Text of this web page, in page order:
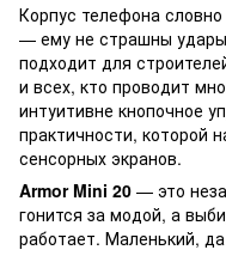
Корпус телефона
— ему не страшны
подходит для
и всех, кто проводит
интуитивне кнопочное
практичности, которой
сенсорных экранов.
Armor Mini 20 — это
гонится за модой, а
работает. Маленький,